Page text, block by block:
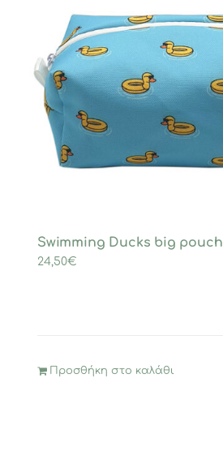
Swimming Ducks big pouch
24,50€
Προσθήκη στο καλάθι